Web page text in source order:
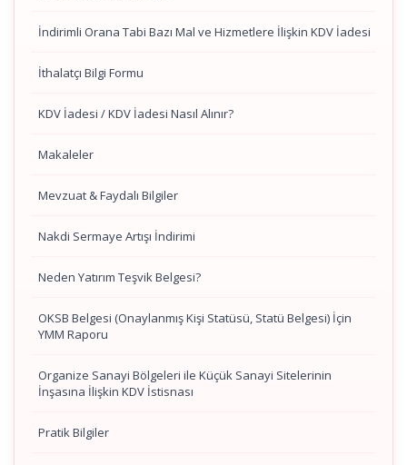
İndirimli Orana Tabi Bazı Mal ve Hizmetlere İlişkin KDV İadesi
İthalatçı Bilgi Formu
KDV İadesi / KDV İadesi Nasıl Alınır?
Makaleler
Mevzuat & Faydalı Bilgiler
Nakdi Sermaye Artışı İndirimi
Neden Yatırım Teşvik Belgesi?
OKSB Belgesi (Onaylanmış Kişi Statüsü, Statü Belgesi) İçin
YMM Raporu
Organize Sanayi Bölgeleri ile Küçük Sanayi Sitelerinin
İnşasına İlişkin KDV İstisnası
Pratik Bilgiler